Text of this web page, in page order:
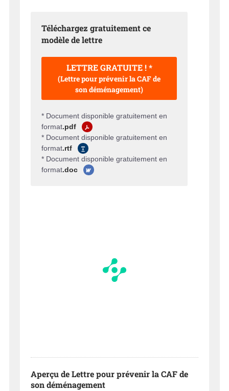
Téléchargez gratuitement ce
modèle de lettre
LETTRE GRATUITE ! *
(Lettre pour prévenir la CAF de
son déménagement)
* Document disponible gratuitement en
format.pdf
* Document disponible gratuitement en
format.rtf
* Document disponible gratuitement en
format.doc
Aperçu de Lettre pour prévenir la CAF de
son déménagement